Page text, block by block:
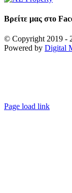
Βρείτε μας στο
© Copyright 2019 -
Powered by Digital
Page load link